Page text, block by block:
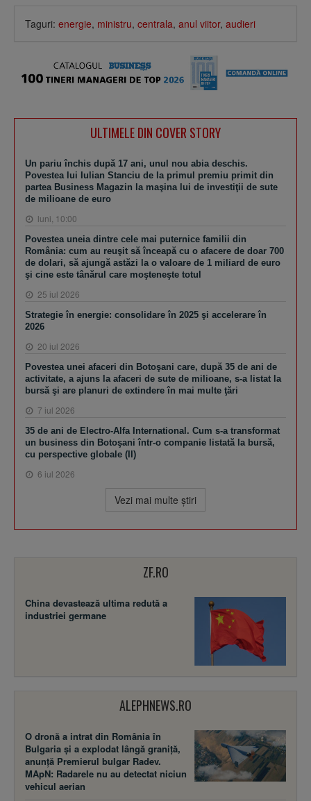
Taguri: energie, ministru, centrala, anul viitor, audieri
ULTIMELE DIN COVER STORY
Un pariu închis după 17 ani, unul nou abia deschis.
Povestea lui Iulian Stanciu de la primul premiu primit din
partea Business Magazin la maşina lui de investiţii de sute
de milioane de euro
luni, 10:00
Povestea uneia dintre cele mai puternice familii din
România: cum au reuşit să înceapă cu o afacere de doar 700
de dolari, să ajungă astăzi la o valoare de 1 miliard de euro
şi cine este tânărul care moşteneşte totul
25 iul 2026
Strategie în energie: consolidare în 2025 şi accelerare în
2026
20 iul 2026
Povestea unei afaceri din Botoşani care, după 35 de ani de
activitate, a ajuns la afaceri de sute de milioane, s-a listat la
bursă şi are planuri de extindere în mai multe ţări
7 iul 2026
35 de ani de Electro-Alfa International. Cum s-a transformat
un business din Botoşani într-o companie listată la bursă,
cu perspective globale (II)
6 iul 2026
Vezi mai multe ştiri
ZF.RO
China devastează ultima redută a
industriei germane
ALEPHNEWS.RO
O dronă a intrat din România în
Bulgaria și a explodat lângă graniță,
anunță Premierul bulgar Radev.
MApN: Radarele nu au detectat niciun
vehicul aerian